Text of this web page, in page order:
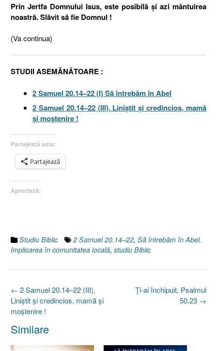
Prin Jertfa Domnului Isus, este posibilă şi azi mântuirea
noastră. Slăvit să fie Domnul !
(Va continua)
STUDII ASEMĂNĂTOARE :
2 Samuel 20.14–22 (I) Să întrebăm în Abel
2 Samuel 20.14–22 (III), Liniştit şi credincios, mamă
şi moştenire !
Partajează asta:
Partajează
Apreciază:
Studiu Biblic 2 Samuel 20.14–22, Să întrebăm în Abel.
Implicarea în comunitatea locală, studiu Biblic
Post
navigation
Ţi-ai închipuit, Psalmul
50.23 →
← 2 Samuel 20.14–22 (III),
Liniştit şi credincios, mamă şi
moştenire !
Similare